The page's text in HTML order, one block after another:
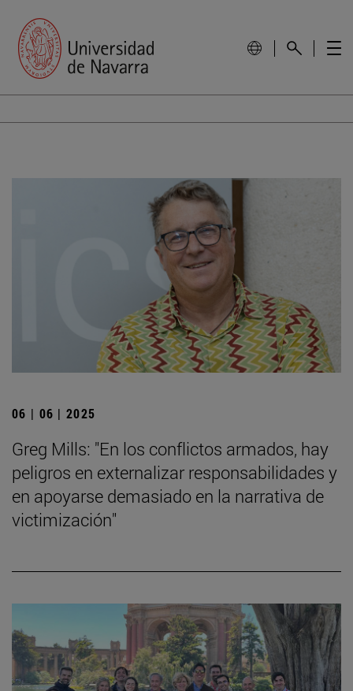
06 | 06 | 2025
Greg Mills: "En los conflictos armados, hay
peligros en externalizar responsabilidades y
en apoyarse demasiado en la narrativa de
victimización"